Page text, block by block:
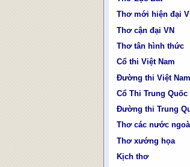
Thơ mới hiện đại
Thơ cận đại VN
Thơ tân hình thức
Cổ thi Việt Nam
Đường thi Việt Nam
Cổ Thi Trung Quốc
Đường thi Trung
Thơ các nước
Thơ xướng họa
Kịch thơ